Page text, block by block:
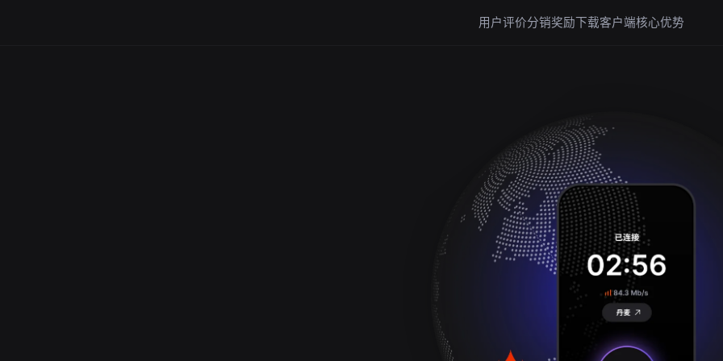
用户评价分销奖励下载客户端核心优势